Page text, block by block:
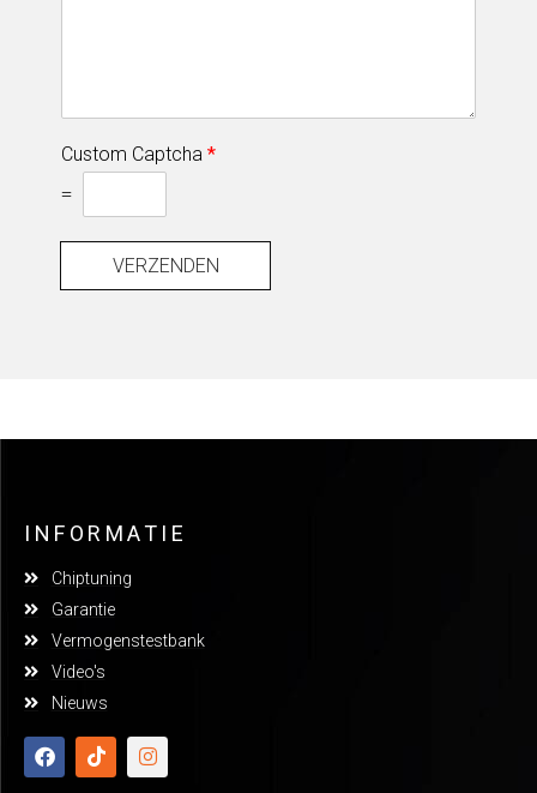
Custom Captcha *
=
VERZENDEN
INFORMATIE
Chiptuning
Garantie
Vermogenstestbank
Video's
Nieuws